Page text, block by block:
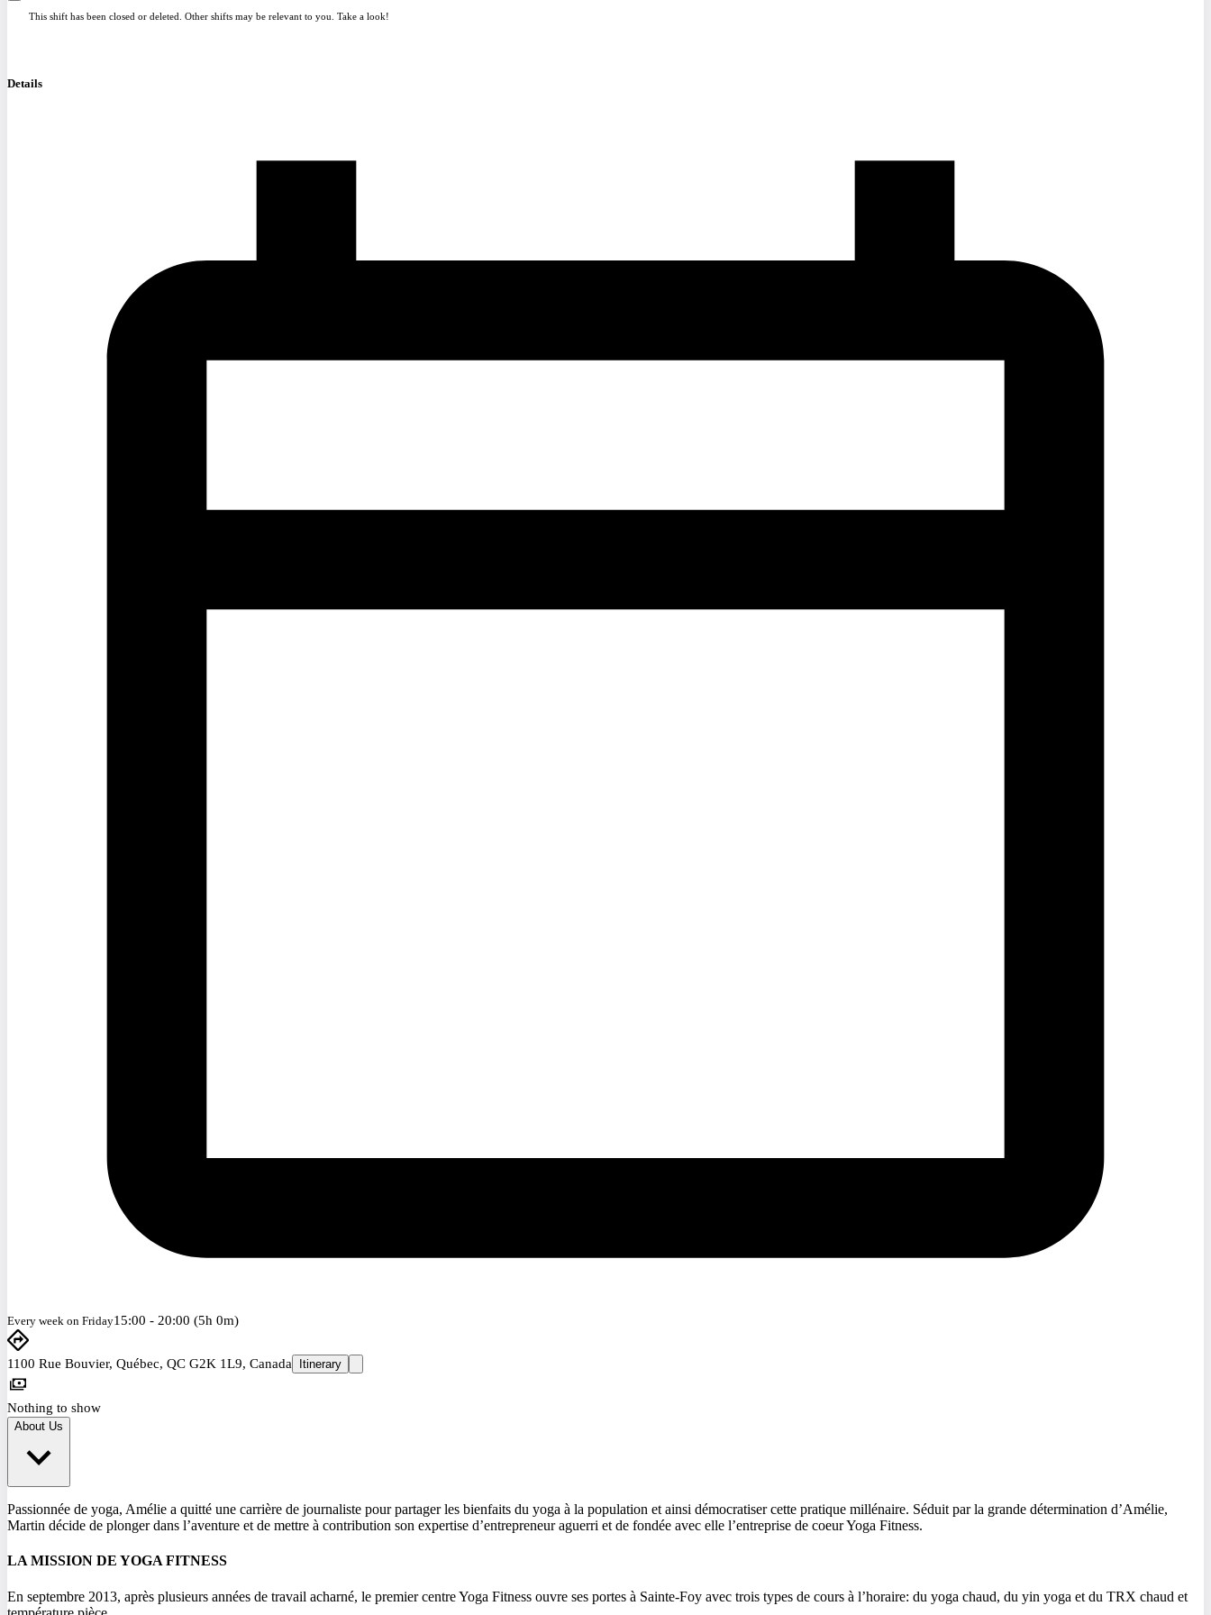
This shift has been closed or deleted. Other shifts may be relevant to you. Take a look!
Details
Every week on Friday15:00 - 20:00 (5h 0m)
1100 Rue Bouvier, Québec, QC G2K 1L9, Canada Itinerary
Nothing to show
About Us
Passionnée de yoga, Amélie a quitté une carrière de journaliste pour partager les bienfaits du yoga à la population et ainsi démocratiser cette pratique millénaire. Séduit par la grande détermination d’Amélie,
Martin décide de plonger dans l’aventure et de mettre à contribution son expertise d’entrepreneur aguerri et de fondée avec elle l’entreprise de coeur Yoga Fitness.
LA MISSION DE YOGA FITNESS
En septembre 2013, après plusieurs années de travail acharné, le premier centre Yoga Fitness ouvre ses portes à Sainte-Foy avec trois types de cours à l’horaire: du yoga chaud, du yin yoga et du TRX chaud et